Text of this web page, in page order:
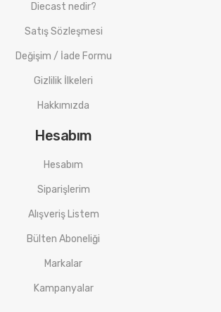
Diecast nedir?
Satış Sözleşmesi
Değişim / İade Formu
Gizlilik İlkeleri
Hakkımızda
Hesabım
Hesabım
Siparişlerim
Alışveriş Listem
Bülten Aboneliği
Markalar
Kampanyalar